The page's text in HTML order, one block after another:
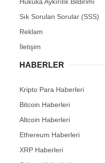
Sık Sorulan Sorular (SSS)
Reklam
İletişim
HABERLER
Kripto Para Haberleri
Bitcoin Haberleri
Altcoin Haberleri
Ethereum Haberleri
XRP Haberleri